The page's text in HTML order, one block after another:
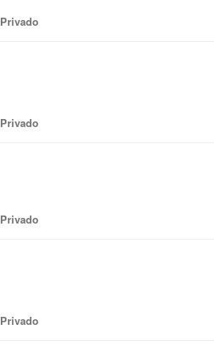
Privado
Privado
Privado
Privado